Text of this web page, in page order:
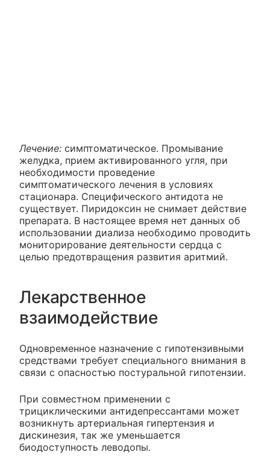
Лечение: симптоматическое. Промывание
желудка, прием активированного угля, при
необходимости проведение
симптоматического лечения в условиях
стационара. Специфического антидота не
существует. Пиридоксин не снимает действие
препарата. В настоящее время нет данных об
использовании диализа необходимо проводить
мониторирование деятельности сердца с
целью предотвращения развития аритмий.
Лекарственное
взаимодействие
Одновременное назначение с гипотензивными
средствами требует специального внимания в
связи с опасностью постуральной гипотензии.
При совместном применении с
трициклическими антидепрессантами может
возникнуть артериальная гипертензия и
дискинезия, так же уменьшается
биодоступность леводопы.